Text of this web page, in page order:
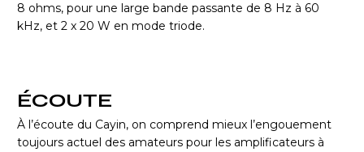
8 ohms, pour une large bande passante de 8 Hz à 60
kHz, et 2 x 20 W en mode triode.
ÉCOUTE
À l’écoute du Cayin, on comprend mieux l’engouement
toujours actuel des amateurs pour les amplificateurs à